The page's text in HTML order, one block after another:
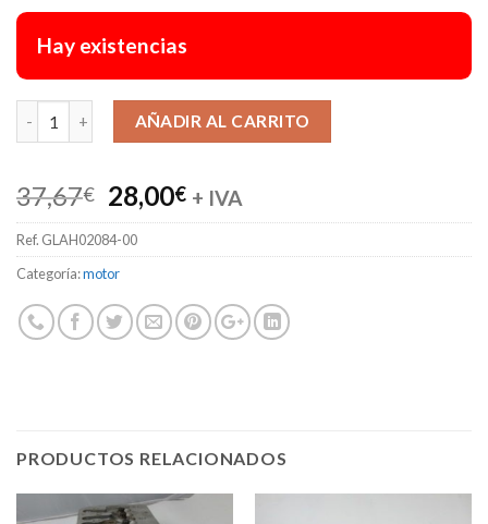
Hay existencias
AÑADIR AL CARRITO
37,67€ El
precio
original
era:
37,67€.
28,00€El
precio
28,00€.
+ IVA
Ref. GLAH02084-00
Categoría:motor
PRODUCTOS RELACIONADOS